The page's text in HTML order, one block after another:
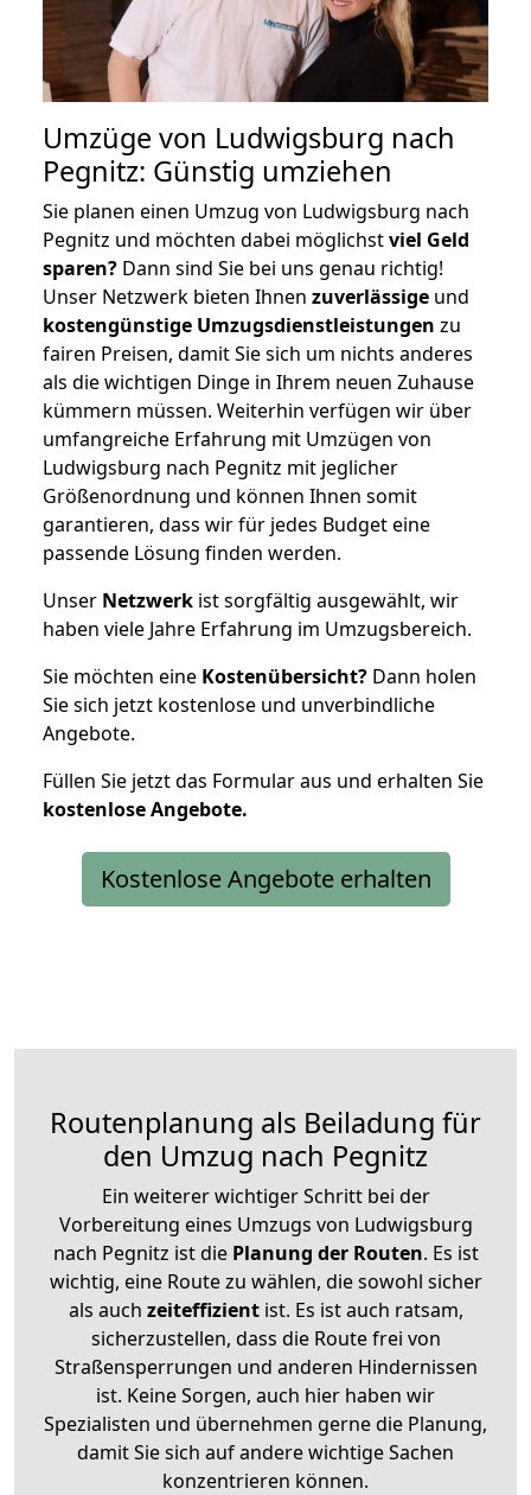
Umzüge von Ludwigsburg nach
Pegnitz: Günstig umziehen
Sie planen einen Umzug von Ludwigsburg nach
Pegnitz und möchten dabei möglichstviel Geld
sparen? Dann sind Sie bei uns genau richtig!
Unser Netzwerk bieten Ihnen zuverlässige und
kostengünstige Umzugsdienstleistungen zu
fairen Preisen, damit Sie sich um nichts anderes
als die wichtigen Dinge in Ihrem neuen Zuhause
kümmern müssen. Weiterhin verfügen wir über
umfangreiche Erfahrung mit Umzügen von
Ludwigsburg nach Pegnitz mit jeglicher
Größenordnung und können Ihnen somit
garantieren, dass wir für jedes Budget eine
passende Lösung finden werden.
Unser Netzwerk ist sorgfältig ausgewählt, wir
haben viele Jahre Erfahrung im Umzugsbereich.
Sie möchten eine Kostenübersicht? Dann holen
Sie sich jetzt kostenlose und unverbindliche
Angebote.
Füllen Sie jetzt das Formular aus und erhalten Sie
kostenloseAngebote.
Kostenlose Angebote erhalten
Routenplanung als Beiladung für
den Umzug nach Pegnitz
Ein weiterer wichtiger Schritt bei der
Vorbereitung eines Umzugs von Ludwigsburg
nach Pegnitz ist diePlanung der Routen. Es ist
wichtig, eine Route zu wählen, die sowohl sicher
als auch zeiteffizientist. Es ist auch ratsam,
sicherzustellen, dass die Route frei von
Straßensperrungen und anderen Hindernissen
ist. Keine Sorgen, auch hier haben wir
Spezialisten und übernehmen gerne die Planung,
damit Sie sich auf andere wichtige Sachen
konzentrieren können.